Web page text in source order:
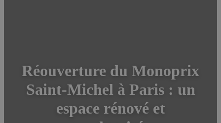
Réouverture du Monoprix
Saint-Michel à Paris : un
espace rénové et